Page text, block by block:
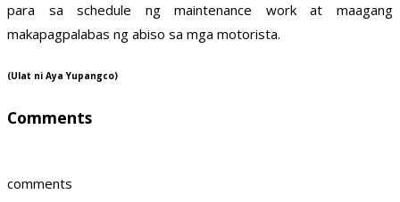
para sa schedule ng maintenance work at maagang
makapagpalabas ng abiso sa mga motorista.
(Ulat ni Aya Yupangco)
Comments
comments